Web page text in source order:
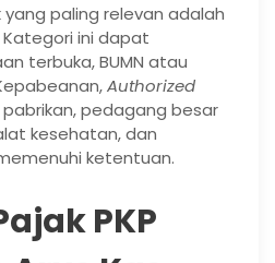
yang paling relevan adalah
Kategori ini dapat
terbuka, BUMN atau
Authorized
pabrikan, pedagang besar
kesehatan, dan
ketentuan.
PKP